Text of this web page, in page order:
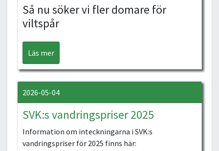
Så nu söker vi fler domare för
viltspår
Läs mer
2026-05-04
SVK:s vandringspriser 2025
Information om inteckningarna i SVK:s
vandringspriser för 2025 finns här: